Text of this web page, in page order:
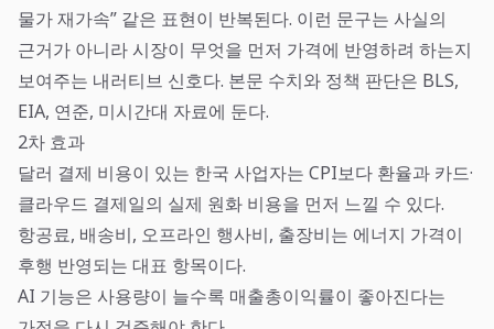
물가 재가속” 같은 표현이 반복된다. 이런 문구는 사실의
근거가 아니라 시장이 무엇을 먼저 가격에 반영하려 하는지
보여주는 내러티브 신호다. 본문 수치와 정책 판단은 BLS,
EIA, 연준, 미시간대 자료에 둔다.
2차 효과
달러 결제 비용이 있는 한국 사업자는 CPI보다 환율과 카드·
클라우드 결제일의 실제 원화 비용을 먼저 느낄 수 있다.
항공료, 배송비, 오프라인 행사비, 출장비는 에너지 가격이
후행 반영되는 대표 항목이다.
AI 기능은 사용량이 늘수록 매출총이익률이 좋아진다는